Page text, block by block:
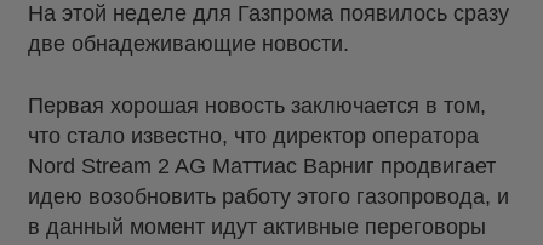
На этой неделе для Газпрома появилось сразу
две обнадеживающие новости.
Первая хорошая новость заключается в том,
что стало известно, что директор оператора
Nord Stream 2 AG Маттиас Варниг продвигает
идею возобновить работу этого газопровода, и
в данный момент идут активные переговоры